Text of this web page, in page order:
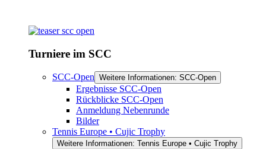
Turniere im SCC
SCC-Open Weitere Informationen: SCC-Open
Ergebnisse SCC-Open
Rückblicke SCC-Open
Anmeldung Nebenrunde
Bilder
Tennis Europe • Cujic Trophy
Weitere Informationen: Tennis Europe • Cujic Trophy